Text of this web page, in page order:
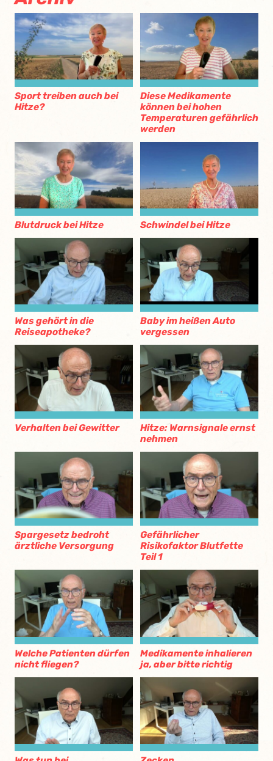
Sport treiben auch bei
Hitze?
Diese Medikamente
können bei hohen
Temperaturen gefährlich
werden
Blutdruck bei Hitze Schwindel bei Hitze
Was gehört in die
Reiseapotheke?
Baby im heißen Auto
vergessen
Verhalten bei Gewitter
Hitze: Warnsignale ernst
nehmen
Spargesetz bedroht
ärztliche Versorgung
Gefährlicher
Risikofaktor Blutfette
Teil 1
Welche Patienten dürfen
nicht fliegen?
Medikamente inhalieren
ja, aber bitte richtig